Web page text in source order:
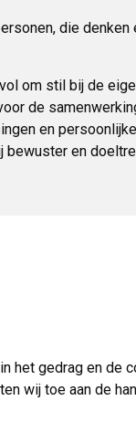
die denken
om stil bij de
de
en
bewuster en
het gedrag en de
wij toe aan de